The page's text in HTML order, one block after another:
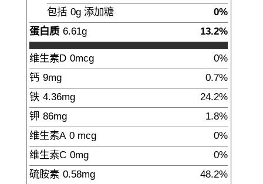
包括 0g 添加糖
0%
蛋白质 6.61g 13.2%
维生素D 0mcg
0%
钙 9mg
0.7%
铁 4.36mg
24.2%
钾 86mg
1.8%
维生素A 0 mcg
0%
维生素C 0mg
0%
硫胺素 0.58mg
48.2%